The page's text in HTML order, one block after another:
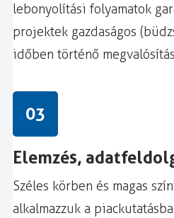
lebonyolítási folyamatok
projektek gazdaságos
időben történő
03
Elemzés,
Széles körben és magas
alkalmazzuk a